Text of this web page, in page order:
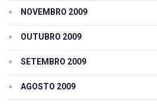
NOVEMBRO 2009
OUTUBRO 2009
SETEMBRO 2009
AGOSTO 2009